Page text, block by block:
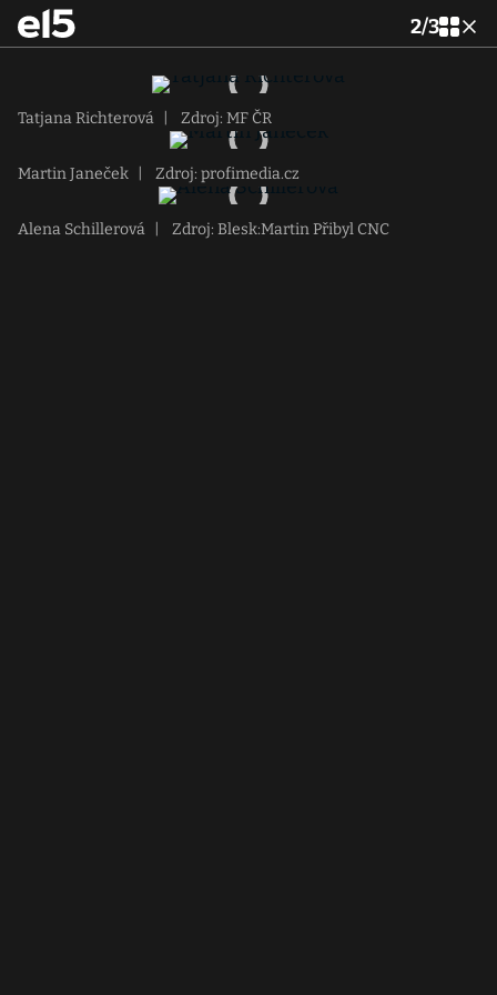
2/3
Tatjana Richterová Zdroj: MF ČR
Martin Janeček Zdroj: profimedia.cz
Alena Schillerová Zdroj: Blesk:Martin Přibyl CNC